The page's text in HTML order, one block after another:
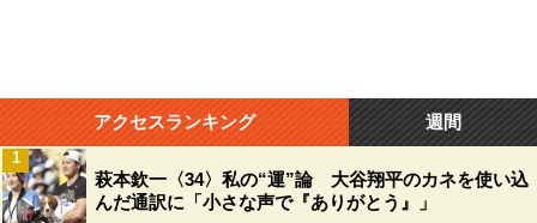
アクセスランキング 週間
萩本欽一〈34〉私の“運”論 大谷翔平のカネを使い込
んだ通訳に「小さな声で『ありがとう』」
1